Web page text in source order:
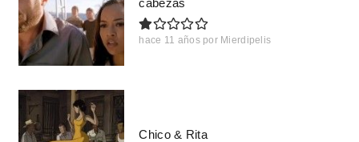
hace 11 años por Mierdipelis
Chico & Rita